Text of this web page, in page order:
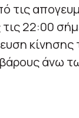
22:00
άνω